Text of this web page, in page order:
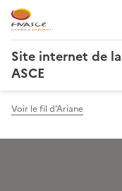
Site internet de la
ASCE
Voir le fil d'Ariane